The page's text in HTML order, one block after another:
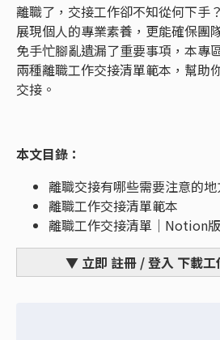
離職了，交接工作卻不知從何下手
展現個人的專業素養，更能確保團
免手忙腳亂遺漏了重要事項，本
兩種離職工作交接清單範本，幫助
交接。
本文目錄：
離職交接有哪些需要注意的地
離職工作交接清單範本
離職工作交接清單｜Notion
▼ 立即 註冊 / 登入 下載